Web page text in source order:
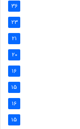
36
23
21
20
16
15
16
15